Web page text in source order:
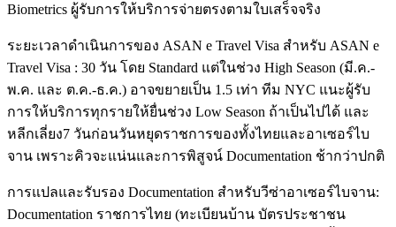
Biometrics ผู้รับการให้บริการจ่ายตรงตามใบเสร็จจริง
ระยะเวลาดำเนินการของ ASAN e Travel Visa สำหรับ ASAN e
Travel Visa : 30 วัน โดย Standard แต่ในช่วง High Season (มี.ค.-
พ.ค. และ ต.ค.-ธ.ค.) อาจขยายเป็น 1.5 เท่า ทีม NYC แนะผู้รับ
การให้บริการทุกรายให้ยื่นช่วง Low Season ถ้าเป็นไปได้ และ
หลีกเลี่ยง7 วันก่อนวันหยุดราชการของทั้งไทยและอาเซอร์ไบ
จาน เพราะคิวจะแน่นและการพิสูจน์ Documentation ช้ากว่าปกติ
การแปลและรับรอง Documentation สำหรับวีซ่าอาเซอร์ไบจาน:
Documentation ราชการไทย (ทะเบียนบ้าน บัตรประชาชน